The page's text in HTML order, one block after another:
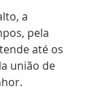
a
pela
até os
união de